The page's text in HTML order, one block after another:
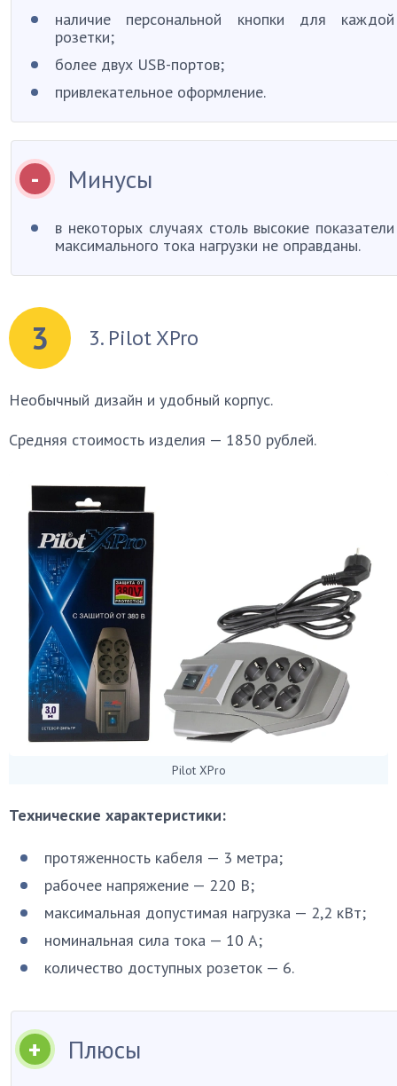
наличие персональной кнопки для каждой
розетки;
более двух USB-портов;
привлекательное оформление.
Минусы
в некоторых случаях столь высокие показатели
максимального тока нагрузки не оправданы.
3 3. Pilot XPro
Необычный дизайн и удобный корпус.
Средняя стоимость изделия — 1850 рублей.
Pilot XPro
Технические характеристики:
протяженность кабеля — 3 метра;
рабочее напряжение — 220 В;
максимальная допустимая нагрузка — 2,2 кВт;
номинальная сила тока — 10 А;
количество доступных розеток — 6.
Плюсы